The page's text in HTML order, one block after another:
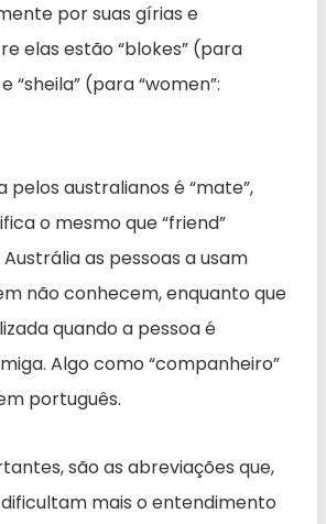
por suas gírias e
elas estão “blokes” (para
“sheila” (para “women”:
pelos australianos é “mate”,
o mesmo que “friend”
as pessoas a usam
não conhecem, enquanto que
quando a pessoa é
Algo como “companheiro”
português.
são as abreviações que,
mais o entendimento